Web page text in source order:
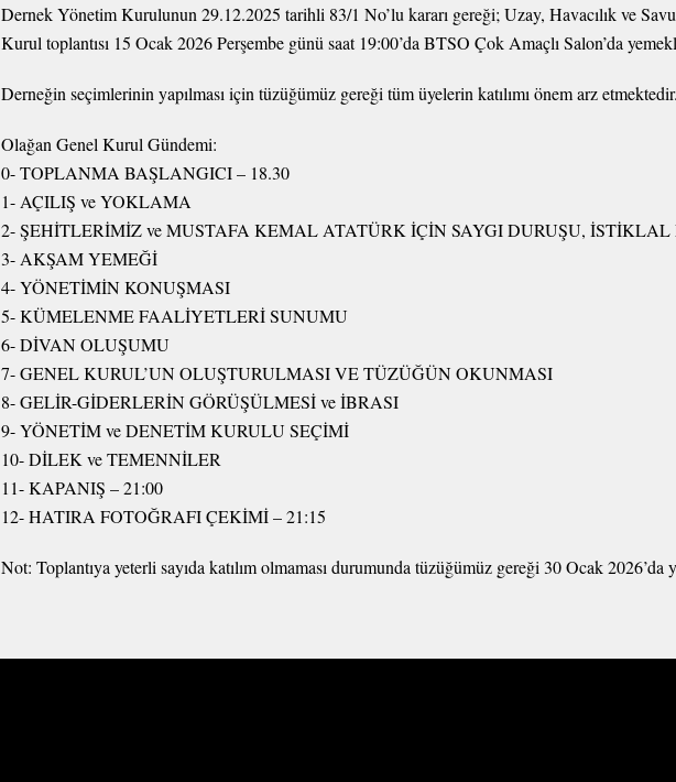
Dernek Yönetim Kurulunun 29.12.2025 tarihli 83/1 No’lu kararı gereği; Uzay, Havacılık ve
Kurul toplantısı 15 Ocak 2026 Perşembe günü saat 19:00’da BTSO Çok Amaçlı Salon’da
Derneğin seçimlerinin yapılması için tüzüğümüz gereği tüm üyelerin katılımı önem arz etmektedir.
Olağan Genel Kurul Gündemi:
0- TOPLANMA BAŞLANGICI – 18.30
1- AÇILIŞ ve YOKLAMA
2- ŞEHİTLERİMİZ ve MUSTAFA KEMAL ATATÜRK İÇİN SAYGI DURUŞU, İSTİKLAL
3- AKŞAM YEMEĞİ
4- YÖNETİMİN KONUŞMASI
5- KÜMELENME FAALİYETLERİ SUNUMU
6- DİVAN OLUŞUMU
7- GENEL KURUL’UN OLUŞTURULMASI VE TÜZÜĞÜN OKUNMASI
8- GELİR-GİDERLERİN GÖRÜŞÜLMESİ ve İBRASI
9- YÖNETİM ve DENETİM KURULU SEÇİMİ
10- DİLEK ve TEMENNİLER
11- KAPANIŞ – 21:00
12- HATIRA FOTOĞRAFI ÇEKİMİ – 21:15
Not: Toplantıya yeterli sayıda katılım olmaması durumunda tüzüğümüz gereği 30 Ocak 2026’da